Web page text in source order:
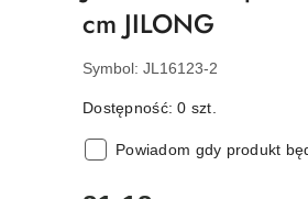
cm JILONG
Symbol: JL16123-2
Dostępność:0 szt.
Powiadom gdy produkt